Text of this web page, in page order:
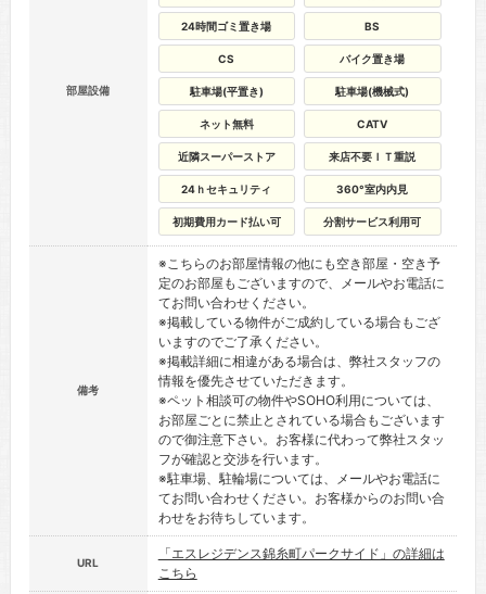
部屋設備
24時間ゴミ置き場 BS
CS バイク置き場
駐車場(平置き) 駐車場(機械式)
ネット無料 CATV
近隣スーパーストア 来店不要ＩＴ重説
24ｈセキュリティ 360°室内内見
初期費用カード払い可 分割サービス利用可
備考
※こちらのお部屋情報の他にも空き部屋・空き予
定のお部屋もございますので、メールやお電話に
てお問い合わせください。
※掲載している物件がご成約している場合もござ
いますのでご了承ください。
※掲載詳細に相違がある場合は、弊社スタッフの
情報を優先させていただきます。
※ペット相談可の物件やSOHO利用については、
お部屋ごとに禁止とされている場合もございます
ので御注意下さい。お客様に代わって弊社スタッ
フが確認と交渉を行います。
※駐車場、駐輪場については、メールやお電話に
てお問い合わせください。お客様からのお問い合
わせをお待ちしています。
URL
「エスレジデンス錦糸町パークサイド」の詳細は
こちら